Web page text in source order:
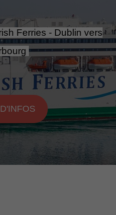
Ferries - Dublin vers